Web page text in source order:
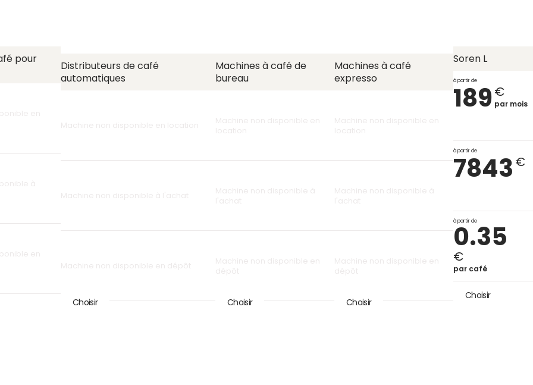
pour
Distributeurs de café
automatiques
Choisir
Machines à café de
bureau
Choisir
Machines à café
expresso
Choisir
Soren L
à partir de
189€
par mois
à partir de
7843 €
à partir de
0.35
€
par café
Choisir